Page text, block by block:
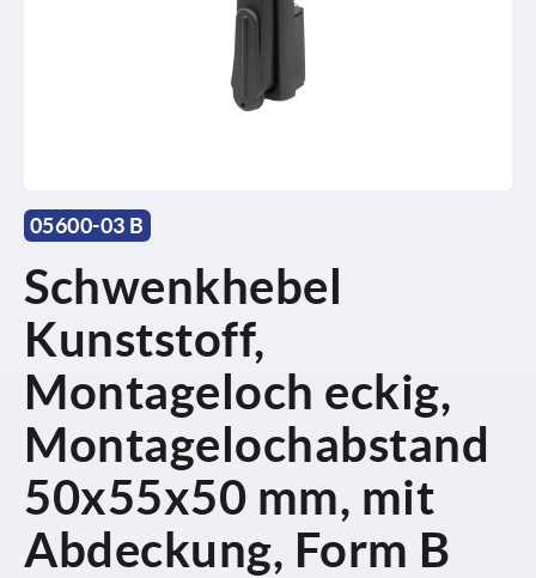
05600-03 B
Schwenkhebel
Kunststoff,
Montageloch eckig,
Montagelochabstand
50x55x50 mm, mit
Abdeckung, Form B